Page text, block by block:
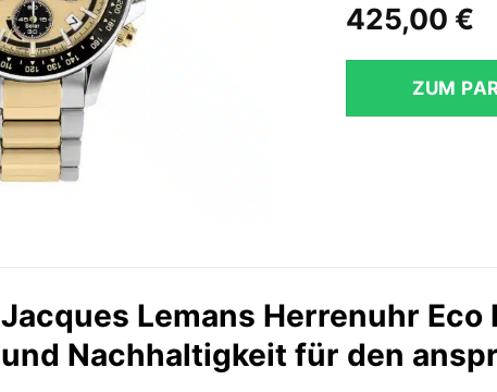
425,00 €
ZUM
Jacques Lemans Herrenuhr
und Nachhaltigkeit für den